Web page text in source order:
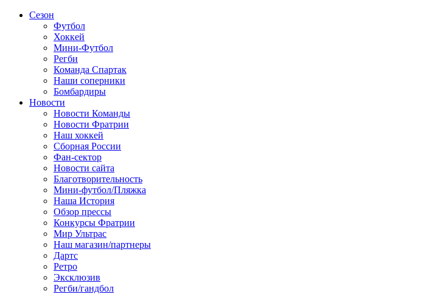
Сезон
Футбол
Хоккей
Мини-Футбол
Регби
Команда Спартак
Наши соперники
Бомбардиры
Новости
Новости Команды
Новости Фратрии
Наш хоккей
Сборная России
Фан-cектор
Новости сайта
Благотворительность
Мини-футбол/Пляжка
Наша История
Обзор прессы
Конкурсы Фратрии
Мир Ультрас
Наш магазин/партнеры
Дартс
Ретро
Эксклюзив
Регби/гандбол